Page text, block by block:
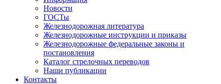
Новости
ГОСТы
Железнодорожная литература
Железнодорожные инструкции и приказы
Железнодорожные федеральные законы и
постановления
Каталог стрелочных переводов
Наши публикации
Контакты